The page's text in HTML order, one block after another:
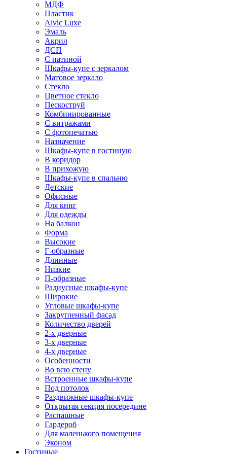
МДФ
Пластик
Alvic Luxe
Эмаль
Акрил
ДСП
С патиной
Шкафы-купе с зеркалом
Матовое зеркало
Стекло
Цветное стекло
Пескоструй
Комбинированные
С витражами
С фотопечатью
Назначение
Шкафы-купе в гостиную
В коридор
В прихожую
Шкафы-купе в спальню
Детские
Офисные
Для книг
Для одежды
На балкон
Форма
Высокие
Г-образные
Длинные
Низкие
П-образные
Радиусные шкафы-купе
Широкие
Угловые шкафы-купе
Закругленный фасад
Количество дверей
2-х дверные
3-х дверные
4-х дверные
Особенности
Во всю стену
Встроенные шкафы-купе
Под потолок
Раздвижные шкафы-купе
Открытая секция посередине
Распашные
Гардероб
Для маленького помещения
Эконом
Гостиные